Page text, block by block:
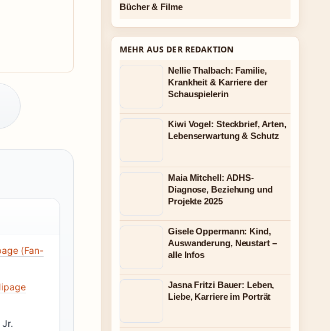
(Fan-
Bücher & Filme
MEHR AUS DER REDAKTION
Nellie Thalbach: Familie,
Krankheit & Karriere der
Schauspielerin
Kiwi Vogel: Steckbrief, Arten,
Lebenserwartung & Schutz
Maia Mitchell: ADHS-
Diagnose, Beziehung und
Projekte 2025
Gisele Oppermann: Kind,
Auswanderung, Neustart –
alle Infos
Jasna Fritzi Bauer: Leben,
Liebe, Karriere im Porträt